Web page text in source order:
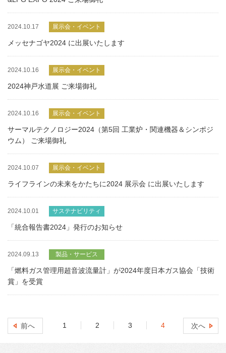
2024.10.17 展示会・イベント
メッセナゴヤ2024 に出展いたします
2024.10.16 展示会・イベント
2024神戸水道展 ご来場御礼
2024.10.16 展示会・イベント
サーマルテクノロジー2024（第5回 工業炉・関連機器＆シンポジ
ウム） ご来場御礼
2024.10.07 展示会・イベント
ライフラインの未来をかたちに2024 展示会 に出展いたします
2024.10.01 サステナビリティ
「統合報告書2024」発行のお知らせ
2024.09.13 製品・サービス
「燃料ガス管理用超音波流量計」が2024年度日本ガス協会「技術
賞」を受賞
前へ 1 2 3 4 5
次へ